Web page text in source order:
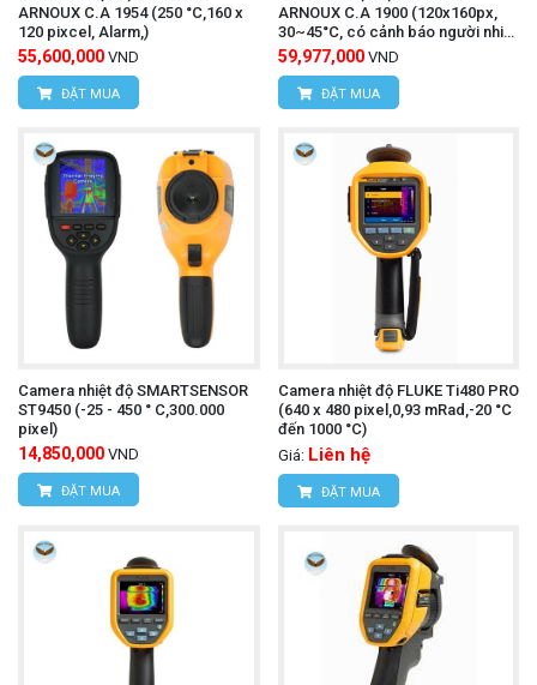
ARNOUX C.A 1954 (250 °C,160 x
120 pixcel, Alarm,)
55,600,000 VND
ĐẶT MUA
ARNOUX C.A 1900 (120x160px,
30~45°C, có cảnh báo người nhiệt
độ cao)
59,977,000 VND
ĐẶT MUA
Camera nhiệt độ SMARTSENSOR
ST9450 (-25 - 450 ° C,300.000
pixel)
14,850,000 VND
ĐẶT MUA
Camera nhiệt độ FLUKE Ti480 PRO
(640 x 480 pixel,0,93 mRad,-20 °C
đến 1000 °C)
Giá: Liên hệ
ĐẶT MUA